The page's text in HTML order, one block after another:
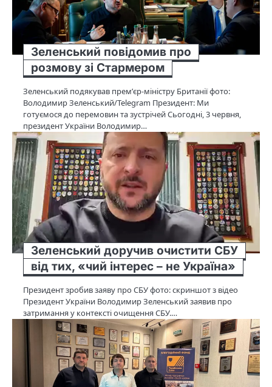
Зеленський повідомив про
розмову зі Стармером
Зеленський подякував премʼєр-міністру Британії фото:
Володимир Зеленський/Telegram Президент: Ми
готуємося до перемовин та зустрічей Сьогодні, 3 червня,
президент України Володимир…
Зеленський доручив очистити СБУ
від тих, «чий інтерес – не Україна»
Президент зробив заяву про СБУ фото: скриншот з відео
Президент України Володимир Зеленський заявив про
затримання у контексті очищення СБУ.…